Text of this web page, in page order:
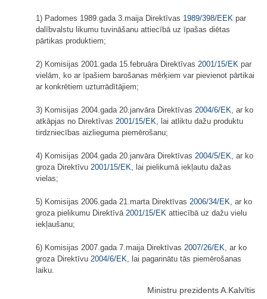
1) Padomes 1989.gada 3.maija Direktīvas 1989/398/EEK par
dalībvalstu likumu tuvināšanu attiecībā uz īpašas diētas
pārtikas produktiem;
2) Komisijas 2001.gada 15.februāra Direktīvas 2001/15/EK par
vielām, ko ar īpašiem barošanas mērķiem var pievienot pārtikai
ar konkrētiem uzturrādītājiem;
3) Komisijas 2004.gada 20.janvāra Direktīvas 2004/6/EK , ar ko
atkāpjas no Direktīvas 2001/15/EK , lai atliktu dažu produktu
tirdzniecības aizlieguma piemērošanu;
4) Komisijas 2004.gada 20.janvāra Direktīvas 2004/5/EK , ar ko
groza Direktīvu 2001/15/EK , lai pielikumā iekļautu dažas
vielas;
5) Komisijas 2006.gada 21.marta Direktīvas 2006/34/EK , ar ko
groza pielikumu Direktīvā 2001/15/EK attiecībā uz dažu vielu
iekļaušanu;
6) Komisijas 2007.gada 7.maija Direktīvas 2007/26/EK , ar ko
groza Direktīvu 2004/6/EK , lai pagarinātu tās piemērošanas
laiku.
Ministru prezidents A.Kalvītis